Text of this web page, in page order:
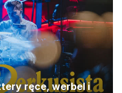
ręce, werbel i